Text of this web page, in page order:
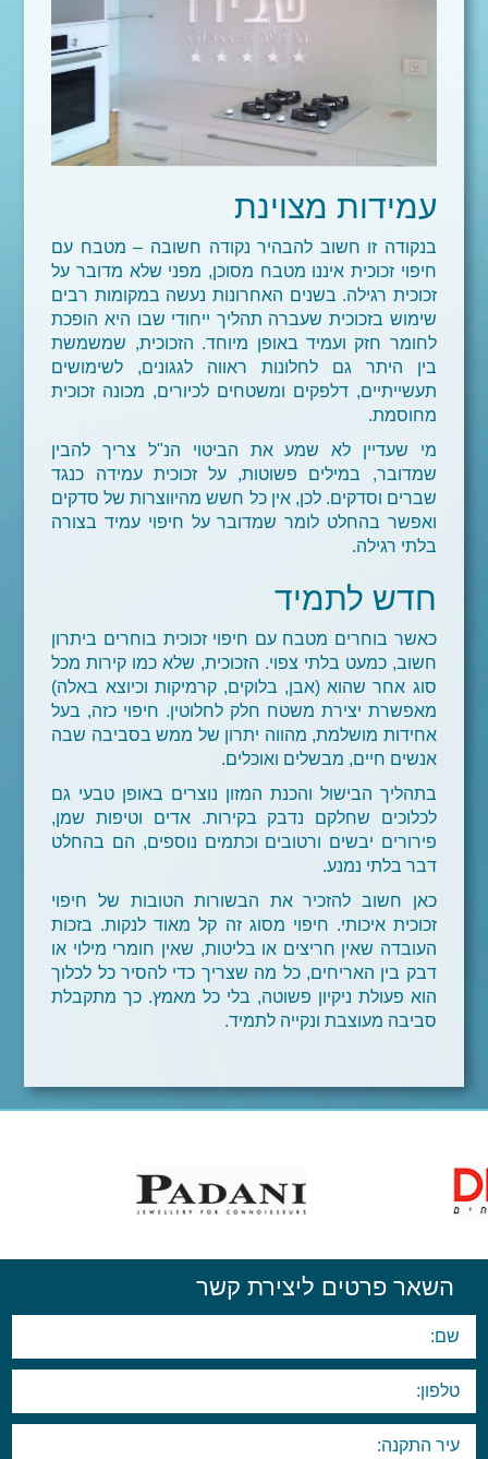
עמידות מצוינת
בנקודה זו חשוב להבהיר נקודה חשובה – מטבח עם
חיפוי זכוכית איננו מטבח מסוכן, מפני שלא מדובר על
זכוכית רגילה. בשנים האחרונות נעשה במקומות רבים
שימוש בזכוכית שעברה תהליך ייחודי שבו היא הופכת
לחומר חזק ועמיד באופן מיוחד. הזכוכית, שמשמשת
בין היתר גם לחלונות ראווה לגגונים, לשימושים
תעשייתיים, דלפקים ומשטחים לכיורים, מכונה זכוכית
מחוסמת.
מי שעדיין לא שמע את הביטוי הנ"ל צריך להבין
שמדובר, במילים פשוטות, על זכוכית עמידה כנגד
שברים וסדקים. לכן, אין כל חשש מהיווצרות של סדקים
ואפשר בהחלט לומר שמדובר על חיפוי עמיד בצורה
בלתי רגילה.
חדש לתמיד
כאשר בוחרים מטבח עם חיפוי זכוכית בוחרים ביתרון
חשוב, כמעט בלתי צפוי. הזכוכית, שלא כמו קירות מכל
סוג אחר שהוא (אבן, בלוקים, קרמיקות וכיוצא באלה)
מאפשרת יצירת משטח חלק לחלוטין. חיפוי כזה, בעל
אחידות מושלמת, מהווה יתרון של ממש בסביבה שבה
אנשים חיים, מבשלים ואוכלים.
בתהליך הבישול והכנת המזון נוצרים באופן טבעי גם
לכלוכים שחלקם נדבק בקירות. אדים וטיפות שמן,
פירורים יבשים ורטובים וכתמים נוספים, הם בהחלט
דבר בלתי נמנע.
כאן חשוב להזכיר את הבשורות הטובות של חיפוי
זכוכית איכותי. חיפוי מסוג זה קל מאוד לנקות. בזכות
העובדה שאין חריצים או בליטות, שאין חומרי מילוי או
דבק בין האריחים, כל מה שצריך כדי להסיר כל לכלוך
הוא פעולת ניקיון פשוטה, בלי כל מאמץ. כך מתקבלת
סביבה מעוצבת ונקייה לתמיד.
השאר פרטים ליצירת קשר